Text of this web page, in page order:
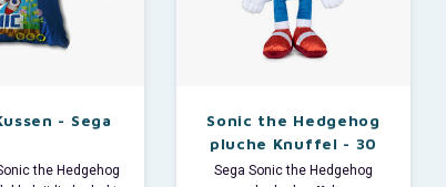
- Sega
the Hedgehog
Sonic the Hedgehog
pluche Knuffel - 30
cm
Sega Sonic the Hedgehog